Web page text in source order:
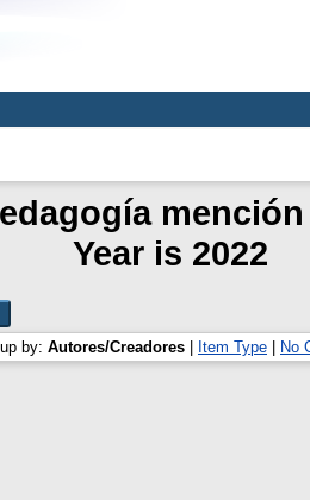
Year is 2022
by: Autores/Creadores Item Type No